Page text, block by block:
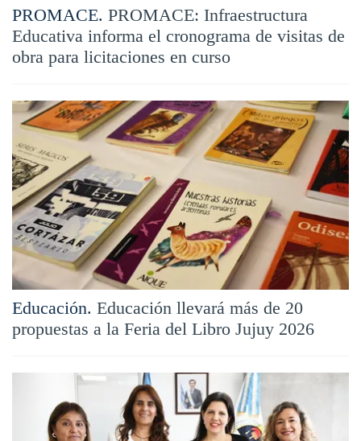
PROMACE. PROMACE: Infraestructura
Educativa informa el cronograma de visitas de
obra para licitaciones en curso
Educación. Educación llevará más de 20
propuestas a la Feria del Libro Jujuy 2026